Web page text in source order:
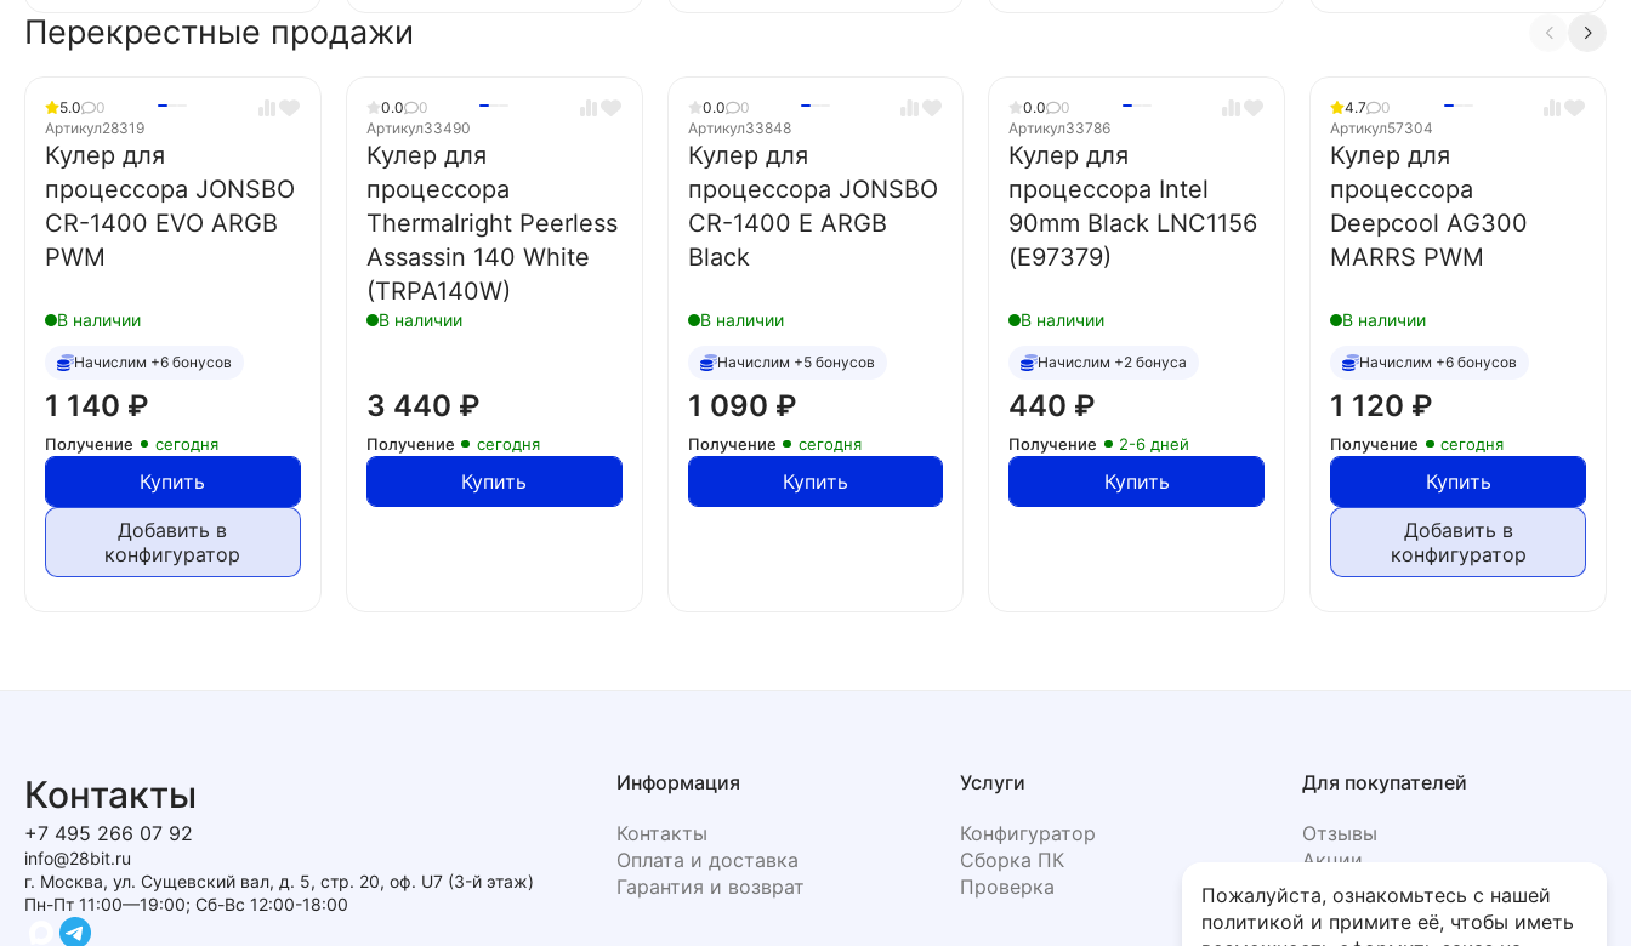
Перекрестные продажи
5.0
0
Артикул28319
Кулер для
процессора JONSBO
CR-1400 EVO ARGB
PWM
В наличии
Начислим +6 бонусов
1 140 ₽
Получение сегодня
Купить
Добавить в
конфигуратор
0.0
0
Артикул33490
Кулер для
процессора
Thermalright Peerless
Assassin 140 White
(TRPA140W)
В наличии
3 440 ₽
Получение сегодня
Купить
0.0
0
Артикул33848
Кулер для
процессора JONSBO
CR-1400 E ARGB
Black
В наличии
Начислим +5 бонусов
1 090 ₽
Получение сегодня
Купить
0.0
0
Артикул33786
Кулер для
процессора Intel
90mm Black LNC1156
(E97379)
В наличии
Начислим +2 бонуса
440 ₽
Получение 2-6 дней
Купить
4.7
0
Артикул57304
Кулер для
процессора
Deepcool AG300
MARRS PWM
В наличии
Начислим +6 бонусов
1 120 ₽
Получение сегодня
Купить
Добавить в
конфигуратор
Контакты
+7 495 266 07 92
info@28bit.ru
г. Москва, ул. Сущевский вал, д. 5, стр. 20, оф. U7 (3-й этаж)
Пн-Пт 11:00—19:00; Сб-Вс 12:00-18:00
Информация
Контакты
Оплата и доставка
Гарантия и возврат
Услуги
Конфигуратор
Сборка ПК
Проверка
Для покупателей
Отзывы
Акции
Фото
Пожалуйста, ознакомьтесь с нашей
политикой и примите её, чтобы иметь